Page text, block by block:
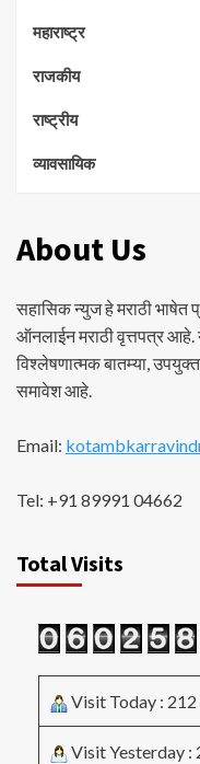
महाराष्ट्र
राजकीय
राष्ट्रीय
व्यावसायिक
About Us
सहासिक न्युज हे मराठी भाषेत
ऑनलाईन मराठी वृत्तपत्र आहे. या
विश्लेषणात्मक बातम्या,
समावेश आहे.
Email:
Tel: +91 89991 04662
Total Visits
Visit Today : 212
Visit Yesterday :